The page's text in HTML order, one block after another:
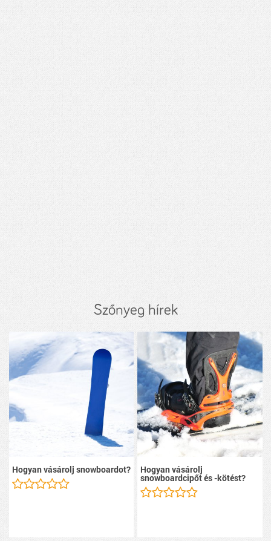
Szőnyeg hírek
Hogyan vásárolj snowboardot? Hogyan vásárolj
snowboardcipőt és -kötést?